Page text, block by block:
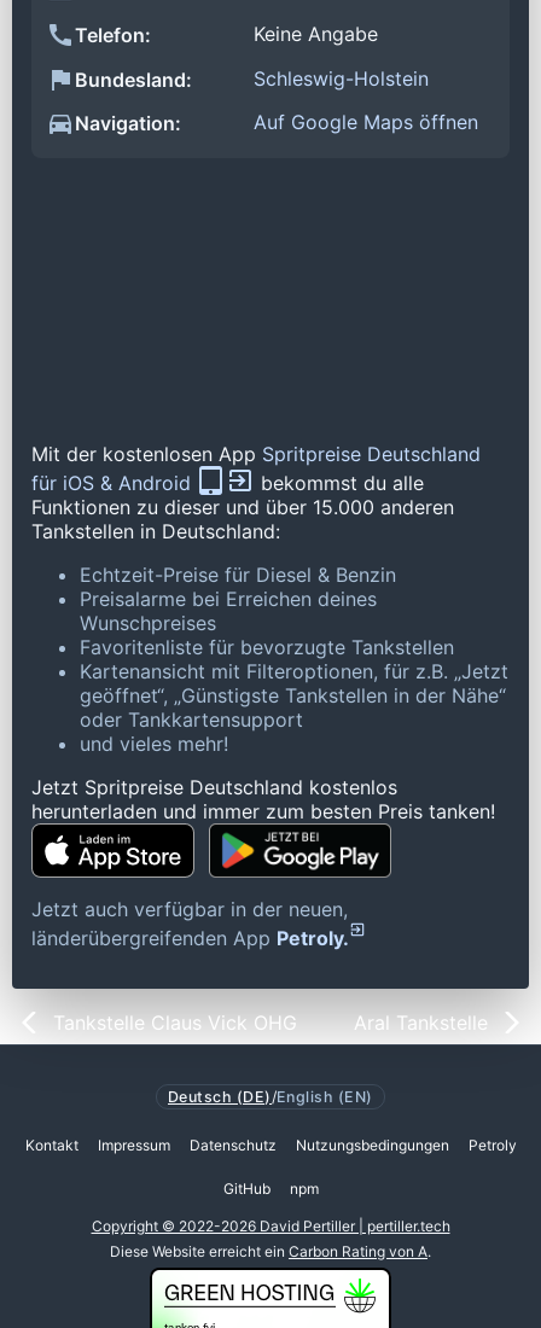
Telefon:
Keine Angabe
Bundesland:
Schleswig-Holstein
Navigation:
Auf Google Maps öffnen
Mit der kostenlosen App Spritpreise Deutschland
für iOS & Android
bekommst du alle
Funktionen zu dieser und über 15.000 anderen
Tankstellen in Deutschland:
Echtzeit-Preise für Diesel & Benzin
Preisalarme bei Erreichen deines
Wunschpreises
Favoritenliste für bevorzugte Tankstellen
Kartenansicht mit Filteroptionen, für z.B. „Jetzt
geöffnet“, „Günstigste Tankstellen in der Nähe“
oder Tankkartensupport
und vieles mehr!
Jetzt Spritpreise Deutschland kostenlos
herunterladen und immer zum besten Preis tanken!
Jetzt auch verfügbar in der neuen,
länderübergreifenden App Petroly.
Tankstelle Claus Vick OHG Aral Tankstelle
Deutsch (DE) /English (EN)
Kontakt Impressum Datenschutz Nutzungsbedingungen Petroly
GitHub npm
Copyright © 2022-2026 David Pertiller | pertiller.tech
Diese Website erreicht ein Carbon Rating von A.